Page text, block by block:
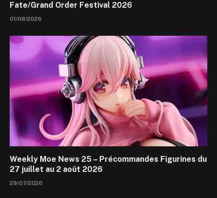
Fate/Grand Order Festival 2026
01/08/2026
Weekly Moe News 25 – Précommandes Figurines du
27 juillet au 2 août 2026
29/07/2026